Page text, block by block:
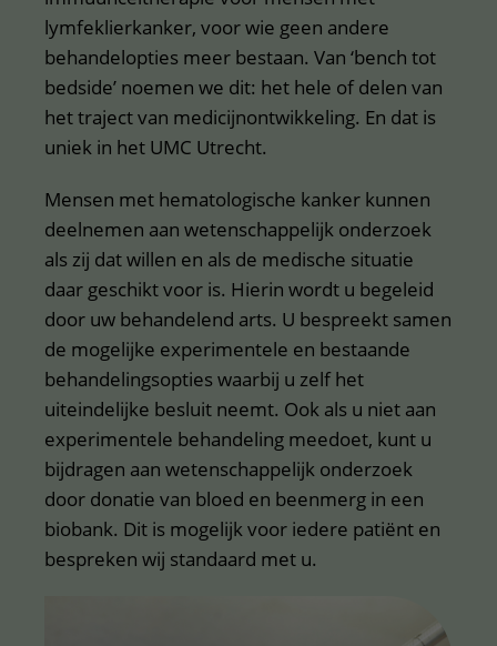
lymfeklierkanker, voor wie geen andere
behandelopties meer bestaan. Van ‘bench tot
bedside’ noemen we dit: het hele of delen van
het traject van medicijnontwikkeling. En dat is
uniek in het UMC Utrecht.
Mensen met hematologische kanker kunnen
deelnemen aan wetenschappelijk onderzoek
als zij dat willen en als de medische situatie
daar geschikt voor is. Hierin wordt u begeleid
door uw behandelend arts. U bespreekt samen
de mogelijke experimentele en bestaande
behandelingsopties waarbij u zelf het
uiteindelijke besluit neemt. Ook als u niet aan
experimentele behandeling meedoet, kunt u
bijdragen aan wetenschappelijk onderzoek
door donatie van bloed en beenmerg in een
biobank. Dit is mogelijk voor iedere patiënt en
bespreken wij standaard met u.